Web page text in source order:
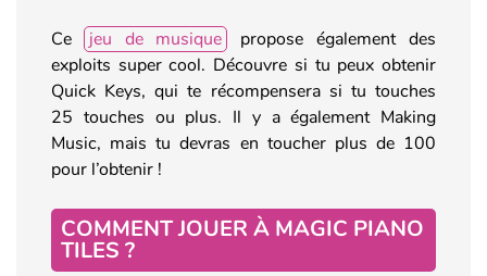
Ce jeu de musique
propose également des
exploits super cool. Découvre si tu peux obtenir
Quick Keys, qui te récompensera si tu touches
25 touches ou plus. Il y a également Making
Music, mais tu devras en toucher plus de 100
pour l’obtenir !
COMMENT JOUER À MAGIC PIANO
TILES ?